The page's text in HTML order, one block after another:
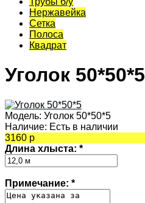
Нержавейка
Сетка
Полоса
Квадрат
Уголок 50*50*5
Модель: Уголок 50*50*5
Наличие: Есть в наличии
3160 р
Длина хлыста: *
Примечание: *